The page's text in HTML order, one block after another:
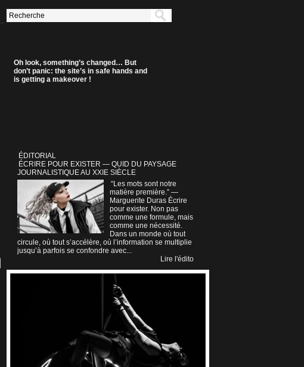
Oh look, something’s changed… But
don’t panic: the site’s in safe hands and
is getting a makeover !
ÉDITORIAL
ÉCRIRE POUR EXISTER — QUID DU PAYSAGE
JOURNALISTIQUE AU XXIE SIÈCLE
“Les mots sont notre
matière première.” —
Marguerite Duras Écrire
pour exister. Non pas
comme une formule, mais
comme une nécessité.
Dans un monde où tout
circule, où tout s’accélère, où l’information se multiplie
jusqu’à parfois se confondre avec...
Lire l'édito